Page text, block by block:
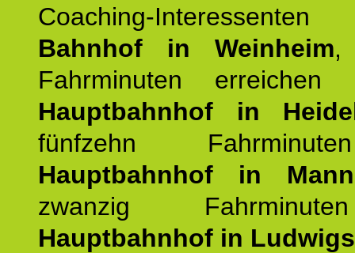
Coaching-
Bahnhof in Weinheim,
Fahrminuten
Hauptbahnhof in
fünfzehn
Hauptbahnhof in
zwanzig
Hauptbahnhof in